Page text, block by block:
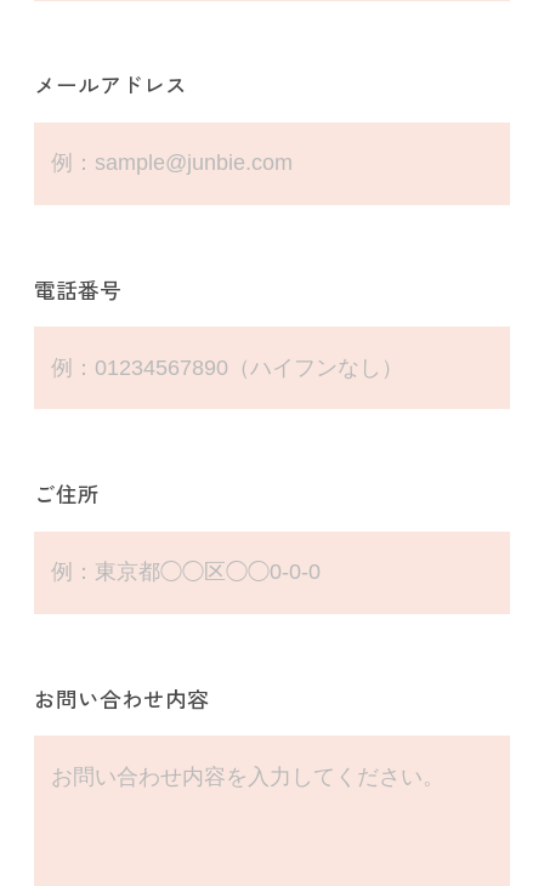
メールアドレス
電話番号
ご住所
お問い合わせ内容
ご確認
こちらのお問い合わせフォームは
このまま以下の「送信する」から